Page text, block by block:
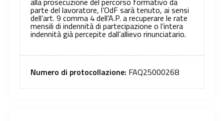
parte del lavoratore, l’OdF sarà tenuto, ai sensi
dell’art. 9 comma 4 dell’A.P. a recuperare le rate
mensili di indennità di partecipazione o l’intera
indennità già percepite dall’allievo rinunciatario.
Numero di protocollazione: FAQ25000268